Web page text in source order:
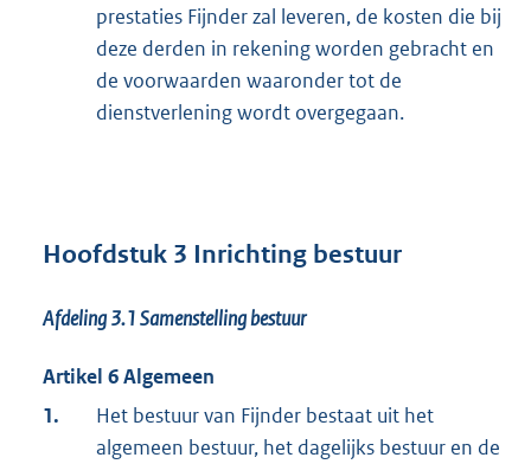
prestaties Fijnder zal leveren, de kosten die bij
deze derden in rekening worden gebracht en
de voorwaarden waaronder tot de
dienstverlening wordt overgegaan.
Hoofdstuk 3 Inrichting bestuur
Afdeling 3.1Samenstelling bestuur
Artikel 6 Algemeen
1.
Het bestuur van Fijnder bestaat uit het
algemeen bestuur, het dagelijks bestuur en de